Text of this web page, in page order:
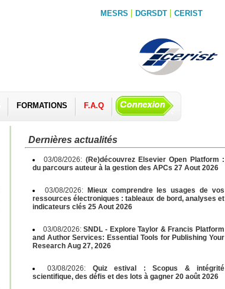
MESRS | DGRSDT | CERIST
FORMATIONS F.A.Q
Dernières actualités
03/08/2026: (Re)découvrez Elsevier Open Platform :
du parcours auteur à la gestion des APCs 27 Aout 2026
03/08/2026:
Mieux comprendre les usages de vos
ressources électroniques : tableaux de bord, analyses et
indicateurs clés 25 Aout 2026
03/08/2026:SNDL - Explore Taylor & Francis Platform
and Author Services: Essential Tools for Publishing Your
Research Aug 27, 2026
03/08/2026: Quiz estival : Scopus & intégrité
scientifique, des défis et des lots à gagner 20 août 2026